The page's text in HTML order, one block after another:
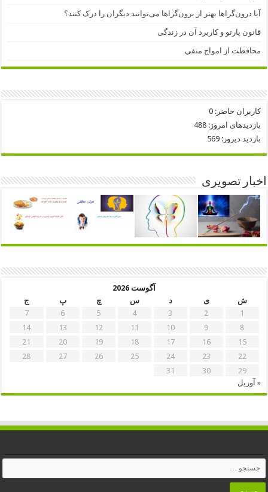
آیا درون‌گراها بهتر از برون‌گراها می‌توانند دیگران را درک کنند؟
قانون پارتو و کاربرد آن در زندگی
محافظت از امواج منفی
کاربران حاضر:0
بازدیدهای امروز:488
بازدید دیروز:569
اخبار تصویری
آگوست 2026
ش
ی د س چ پ
ج
1
2
3
4
5
6
7
8
9
10
11
12
13
14
15
16
17
18
19
20
21
22
23
24
25
26
27
28
29
30
31
« آوریل